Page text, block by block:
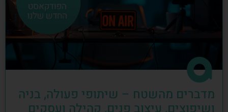
מדברים מהשטח – שיתופי פעולה, בניה